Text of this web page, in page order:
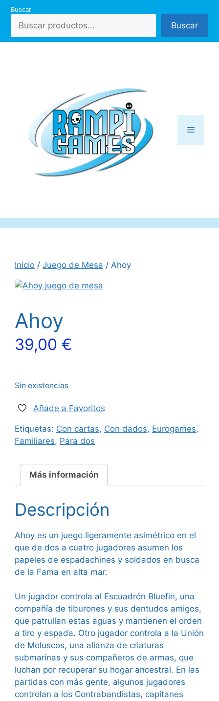
Saltar
contenido
Buscar
Buscar
Menú
Inicio / Juego de Mesa / Ahoy
Ahoy
39,00 €
Sin existencias
Añade a Favoritos
Etiquetas: Con cartas, Con dados, Eurogames,
Familiares, Para dos
Más información
Descripción
Ahoy es un juego ligeramente asimétrico en el
que de dos a cuatro jugadores asumen los
papeles de espadachines y soldados en busca
de la Fama en alta mar.
Un jugador controla al Escuadrón Bluefin, una
compañía de tiburones y sus dentudos amigos,
que patrullan estas aguas y mantienen el orden
a tiro y espada. Otro jugador controla a la Unión
de Moluscos, una alianza de criaturas
submarinas y sus compañeros de armas, que
luchan por recuperar su hogar ancestral. En las
partidas con más gente, algunos jugadores
controlan a los Contrabandistas, capitanes